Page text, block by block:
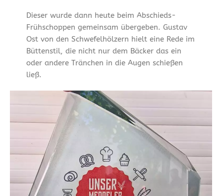
Dieser wurde dann heute beim Abschieds-
Frühschoppen gemeinsam übergeben. Gustav
Ost von den Schwefelhölzern hielt eine Rede im
Büttenstil, die nicht nur dem Bäcker das ein
oder andere Tränchen in die Augen schießen
ließ.